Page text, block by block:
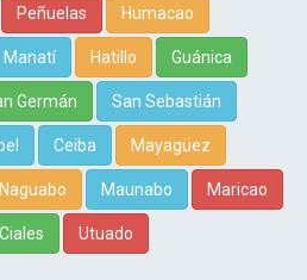
Peñuelas Humacao
Manatí Hatillo Guánica
Germán San Sebastián
Ceiba Mayagüez
Naguabo Maunabo Maricao
Ciales Utuado